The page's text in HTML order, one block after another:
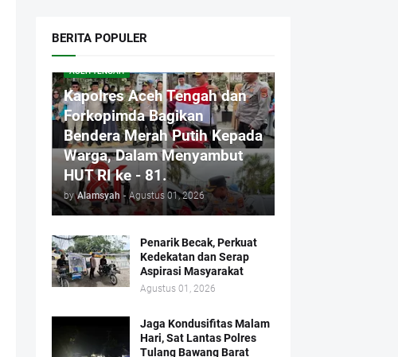
BERITA POPULER
ACEH TENGAH
Kapolres Aceh Tengah dan
Forkopimda Bagikan
Bendera Merah Putih Kepada
Warga, Dalam Menyambut
HUT RI ke - 81.
by Alamsyah - Agustus 01, 2026
Penarik Becak, Perkuat
Kedekatan dan Serap
Aspirasi Masyarakat
Agustus 01, 2026
Jaga Kondusifitas Malam
Hari, Sat Lantas Polres
Tulang Bawang Barat